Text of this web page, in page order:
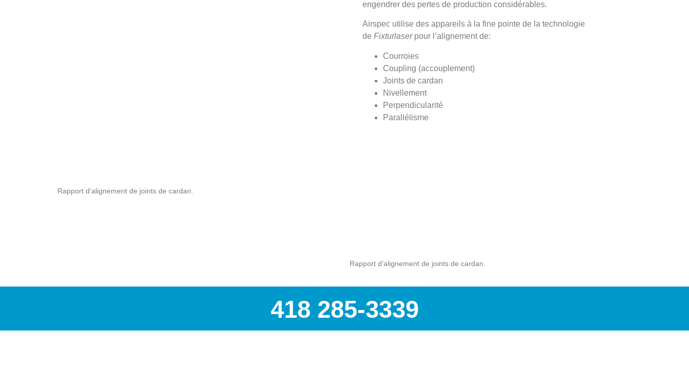
engendrer des pertes de production considérables.
Airspec utilise des appareils à la fine pointe de la technologie
de Fixturlaserpour l’alignement de:
Courroies
Coupling (accouplement)
Joints de cardan
Nivellement
Perpendicularité
Parallélisme
Rapport d’alignement de joints de cardan.
Rapport d’alignement de joints de cardan.
418 285-3339